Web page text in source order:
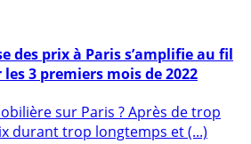
des prix à Paris s’amplifie au fil
3 premiers mois de 2022